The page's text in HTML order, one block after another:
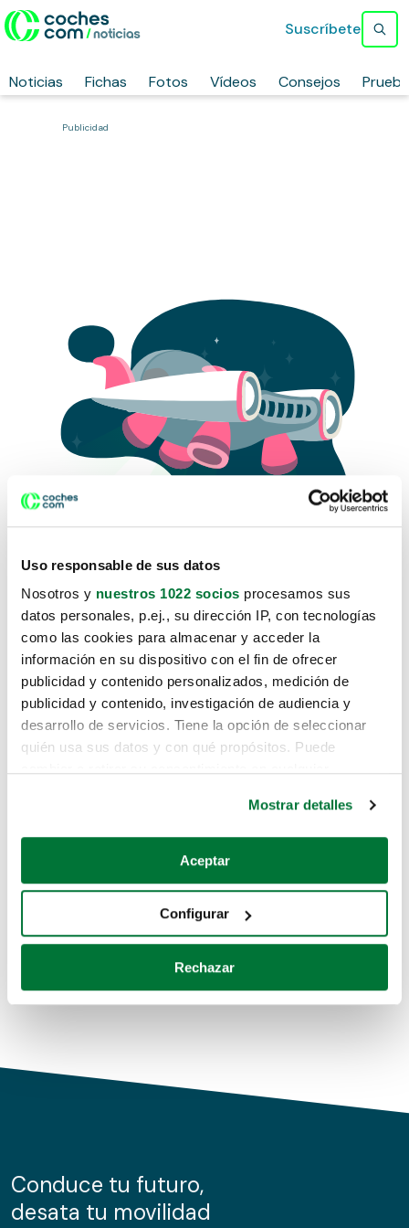
Uso responsable de sus datos
Nosotros y nuestros 1022 socios procesamos sus
datos personales, p.ej., su dirección IP, con tecnologías
como las cookies para almacenar y acceder la
información en su dispositivo con el fin de ofrecer
publicidad y contenido personalizados, medición de
publicidad y contenido, investigación de audiencia y
desarrollo de servicios. Tiene la opción de seleccionar
quién usa sus datos y con qué propósitos. Puede
Si lo permite, también quisiéramos:
Recopilar información sobre su ubicación geográfica
Identificar su dispositivo analizándolo activamente
para buscar características específicas (huellas
Obtenga más información sobre cómo se procesan sus
de cookies.
información sobre el uso que haga del sitio web con
nuestros partners de redes sociales, publicidad y análisis
Mostrar detalles
Aceptar
Configurar
Rechazar
Noticias Fichas Fotos Vídeos Consejos
Suscríbete
Publicidad
Lo sentimos, no sabemos como
te hemos traido hasta aquí.
Pero puedes encontrar el coche que estás
buscando en alguno de estos enlaces:
Coches de segunda mano
Coches de km0
Conduce tu futuro,
desata tu movilidad